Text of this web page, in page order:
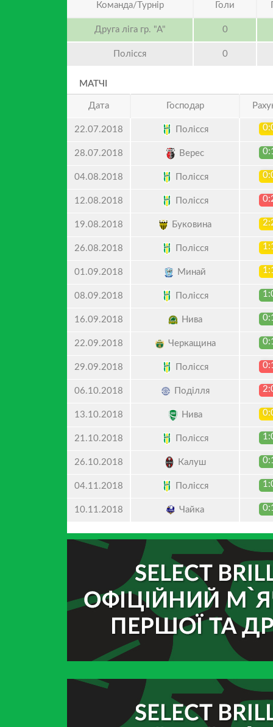
Команда/Турнір Голи
Друга ліга гр. "А" 0
Полісся 0
МАТЧІ
Дата Господар
22.07.2018 Полісся
28.07.2018 Верес
04.08.2018 Полісся
12.08.2018 Полісся
19.08.2018 Буковина
26.08.2018 Полісся
01.09.2018 Минай
08.09.2018 Полісся
16.09.2018 Нива
22.09.2018 Черкащина
29.09.2018 Полісся
06.10.2018 Поділля
13.10.2018 Нива
21.10.2018 Полісся
26.10.2018 Калуш
04.11.2018 Полісся
10.11.2018 Чайка